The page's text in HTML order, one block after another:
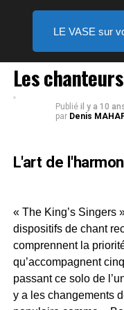
MUSIQUE
Les
Publié il y a 10
par Denis
L'art de
« The King’s Singers
dispositifs de chant
comprennent la
qu’accompagnent
passant ce solo de
y a les changements
LE VASE sur